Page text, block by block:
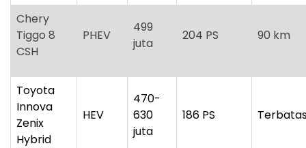
Chery
Tiggo 8
CSH
PHEV
499
juta
204 PS 90 km
Toyota
Innova
Zenix
Hybrid
HEV
470-
630
juta
186 PS